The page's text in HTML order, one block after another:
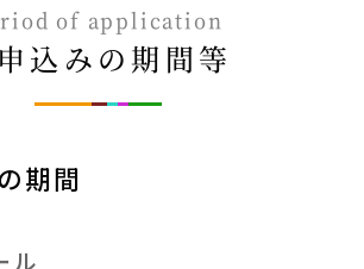
of application
込みの期間等
期間
ル